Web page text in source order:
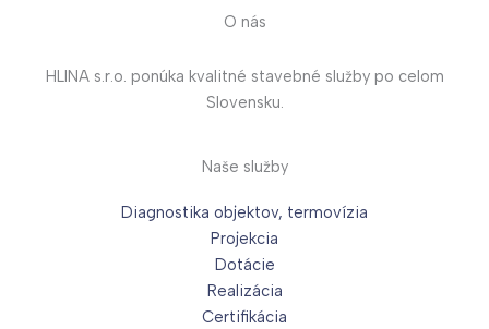
O nás
HLINA s.r.o. ponúka kvalitné stavebné služby po celom
Slovensku.
Naše služby
Diagnostika objektov, termovízia
Projekcia
Dotácie
Realizácia
Certifikácia